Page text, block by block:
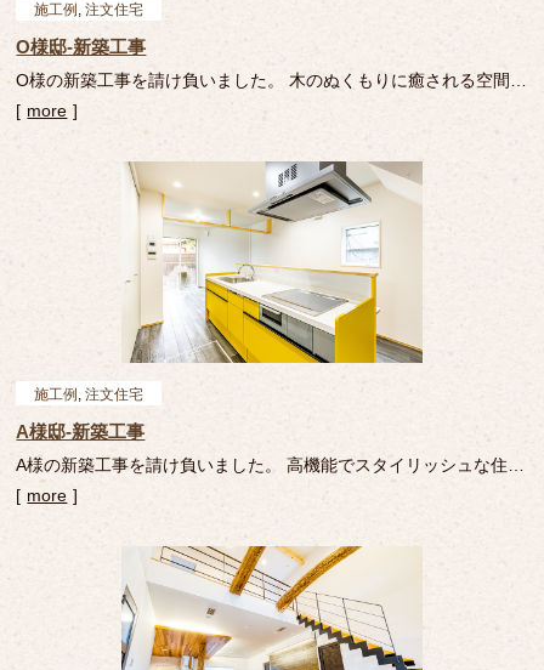
施工例 ,注文住宅
O様邸-新築工事
O様の新築工事を請け負いました。 木のぬくもりに癒される空間
木のもつナチュラルなあたたかさと美しさに癒される空間です。
ギャラリー 画像をクリックすると拡 […]
more
施工例 ,注文住宅
A様邸-新築工事
A様の新築工事を請け負いました。 高機能でスタイリッシュな住ま
い 収納が豊富で高機能な、さわやかなイエローが映えるお家で
ォトギャラリー 画像をクリックすると […]
more